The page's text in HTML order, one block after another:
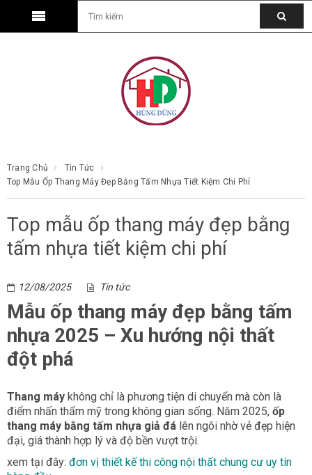
Trang Chủ
Tin Tức
Top Mẫu Ốp Thang Máy Đẹp Bằng Tấm Nhựa Tiết Kiệm Chi Phí
Top mẫu ốp thang máy đẹp bằng
tấm nhựa tiết kiệm chi phí
12/08/2025 Tin tức
Mẫu ốp thang máy đẹp bằng tấm
nhựa 2025 – Xu hướng nội thất
đột phá
Thang máy không chỉ là phương tiện di chuyển mà còn là
điểm nhấn thẩm mỹ trong không gian sống. Năm 2025, ốp
thang máy bằng tấm nhựa giả đá lên ngôi nhờ vẻ đẹp hiện
đại, giá thành hợp lý và độ bền vượt trội.
xem tại đây: đơn vị thiết kế thi công nội thất chung cư uy tín